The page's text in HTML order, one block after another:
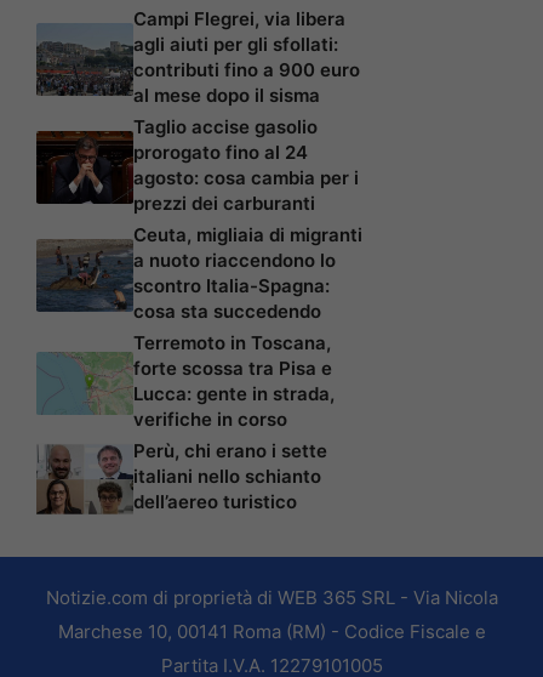
Campi Flegrei, via libera
agli aiuti per gli sfollati:
contributi fino a 900 euro
al mese dopo il sisma
Taglio accise gasolio
prorogato fino al 24
agosto: cosa cambia per i
prezzi dei carburanti
Ceuta, migliaia di migranti
a nuoto riaccendono lo
scontro Italia-Spagna:
cosa sta succedendo
Terremoto in Toscana,
forte scossa tra Pisa e
Lucca: gente in strada,
verifiche in corso
Perù, chi erano i sette
italiani nello schianto
dell’aereo turistico
Notizie.com di proprietà di WEB 365 SRL - Via Nicola
Marchese 10, 00141 Roma (RM) - Codice Fiscale e
Partita I.V.A. 12279101005